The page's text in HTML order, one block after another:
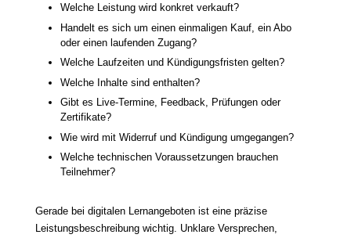
Welche Leistung wird konkret verkauft?
Handelt es sich um einen einmaligen Kauf, ein Abo
oder einen laufenden Zugang?
Welche Laufzeiten und Kündigungsfristen gelten?
Welche Inhalte sind enthalten?
Gibt es Live-Termine, Feedback, Prüfungen oder
Zertifikate?
Wie wird mit Widerruf und Kündigung umgegangen?
Welche technischen Voraussetzungen brauchen
Teilnehmer?
Gerade bei digitalen Lernangeboten ist eine präzise
Leistungsbeschreibung wichtig. Unklare Versprechen,